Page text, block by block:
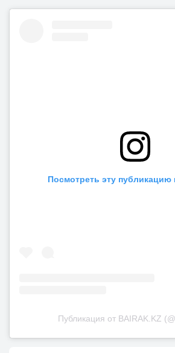
Посмотреть эту публикацию
Публикация от BAIRAK.KZ